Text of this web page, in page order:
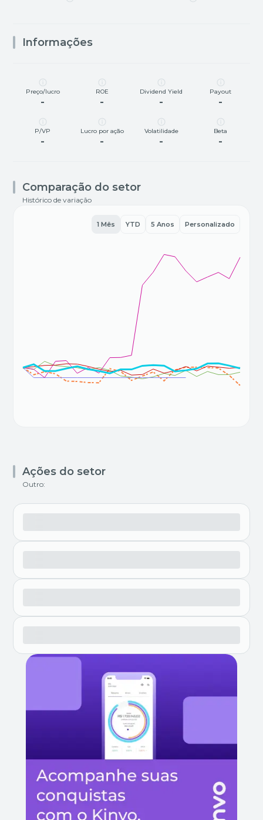
Informações
Preço/lucro
-
ROE
-
Dividend Yield
-
Payout
-
P/VP
-
Lucro por ação
-
Volatilidade
-
Beta
-
Comparação do setor
Histórico de variação
1 Mês YTD 5 Anos Personalizado
Ações do setor
Outro: